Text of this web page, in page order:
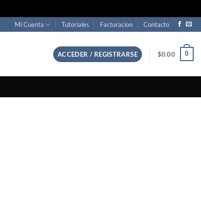
Mi Cuenta Tutoriales Facturacion Contacto
ACCEDER / REGISTRARSE $0.00 0